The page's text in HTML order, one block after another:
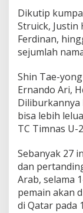
Dikutip
Struick, Justin
Ferdinan,
sejumlah
Shin Tae-
Ernando Ari,
Diliburkannya
bisa lebih
TC Timnas U-
Sebanyak 27
dan
Arab, selama
pemain akan
di Qatar pada